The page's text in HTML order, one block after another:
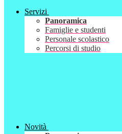
Servizi
Panoramica
Famiglie e studenti
Personale scolastico
Percorsi di studio
Novità